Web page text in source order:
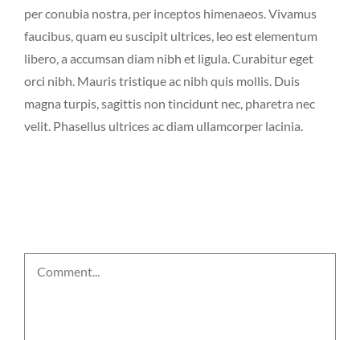
per conubia nostra, per inceptos himenaeos. Vivamus
faucibus, quam eu suscipit ultrices, leo est elementum
libero, a accumsan diam nibh et ligula. Curabitur eget
orci nibh. Mauris tristique ac nibh quis mollis. Duis
magna turpis, sagittis non tincidunt nec, pharetra nec
velit. Phasellus ultrices ac diam ullamcorper lacinia.
Comment